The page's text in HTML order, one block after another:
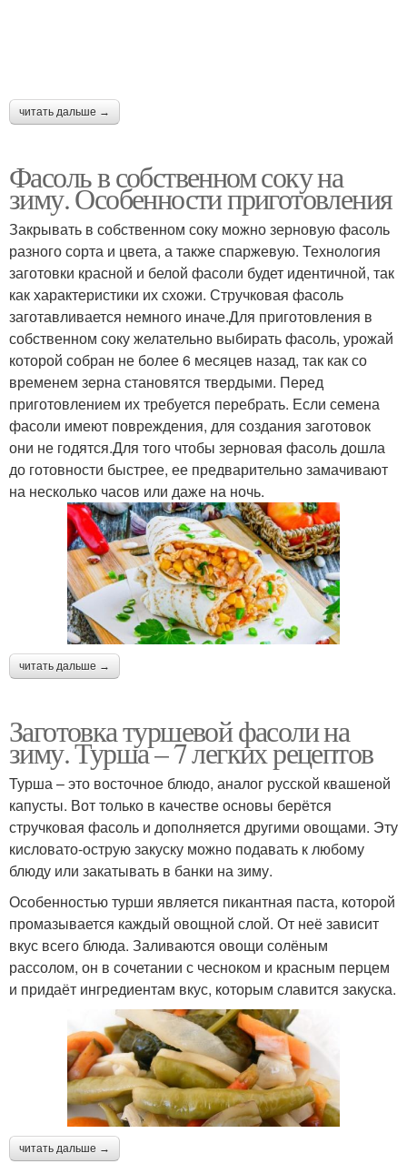
Фасоли без
Консервированная
картошка
Консервированный
картофель
Консервированная
кукуруза
Тушеная фасоль Фасоль с кетчупом
Квашеная фасоль
Консервы из спаржевой
фасоли
Фасоль со свежими
помидорами
Турша из фасоли
Фасоли с овощами
читать дальше →
Фасоль в собственном соку на
зиму. Особенности приготовления
Закрывать в собственном соку можно зерновую фасоль
разного сорта и цвета, а также спаржевую. Технология
заготовки красной и белой фасоли будет идентичной, так
как характеристики их схожи. Стручковая фасоль
заготавливается немного иначе.Для приготовления в
собственном соку желательно выбирать фасоль, урожай
которой собран не более 6 месяцев назад, так как со
временем зерна становятся твердыми. Перед
приготовлением их требуется перебрать. Если семена
фасоли имеют повреждения, для создания заготовок
они не годятся.Для того чтобы зерновая фасоль дошла
до готовности быстрее, ее предварительно замачивают
на несколько часов или даже на ночь.
читать дальше →
Заготовка туршевой фасоли на
зиму. Турша – 7 легких рецептов
Турша – это восточное блюдо, аналог русской квашеной
капусты. Вот только в качестве основы берётся
стручковая фасоль и дополняется другими овощами. Эту
кисловато-острую закуску можно подавать к любому
блюду или закатывать в банки на зиму.
Особенностью турши является пикантная паста, которой
промазывается каждый овощной слой. От неё зависит
вкус всего блюда. Заливаются овощи солёным
рассолом, он в сочетании с чесноком и красным перцем
и придаёт ингредиентам вкус, которым славится закуска.
читать дальше →